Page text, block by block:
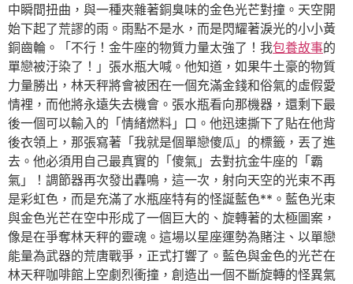
中瞬間扭曲，與一種夾雜著銅臭味的金色光芒對撞。天空開
始下起了荒謬的雨。雨點不是水，而是閃耀著淚光的小小黃
銅齒輪。「不行！金牛座的物質力量太強了！我包養故事的
單戀被汙染了！」張水瓶大喊。他知道，如果牛土豪的物質
力量勝出，林天秤將會被困在一個充滿金錢和俗氣的虛假愛
情裡，而他將永遠失去機會。張水瓶看向那機器，還剩下最
後一個可以輸入的「情緒燃料」口。他迅速撕下了貼在他背
後衣領上，那張寫著「我就是個單戀傻瓜」的標籤，丟了進
去。他必須用自己最真實的「傻氣」去對抗金牛座的「霸
氣」！調節器再次發出轟鳴，這一次，射向天空的光束不再
是彩虹色，而是充滿了水瓶座特有的怪誕藍色**。藍色光束
與金色光芒在空中形成了一個巨大的、旋轉著的太極圖案，
像是在爭奪林天秤的靈魂。這場以星座運勢為賭注、以單戀
能量為武器的荒唐戰爭，正式打響了。藍色與金色的光芒在
林天秤咖啡館上空劇烈衝撞，創造出一個不斷旋轉的怪異氣